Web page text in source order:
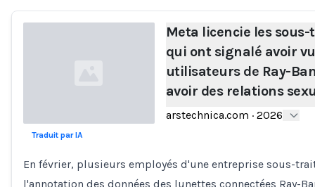
Meta licencie les
qui ont signalé avoir
utilisateurs de Ray-
avoir des relations
arstechnica.com · 2026
Traduit par IA
En février, plusieurs employés d'une entreprise sous-
l'annotation des données des lunettes connectées Ray-